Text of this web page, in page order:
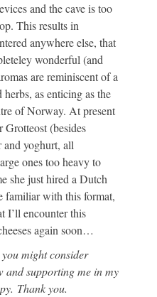
and the cave is too
This results in
anywhere else, that
wonderful (and
are reminiscent of a
as enticing as the
of Norway. At present
(besides
and yoghurt, all
ones too heavy to
she just hired a Dutch
familiar with this format,
I’ll encounter this
again soon…
might consider
and supporting me in my
Thank you.